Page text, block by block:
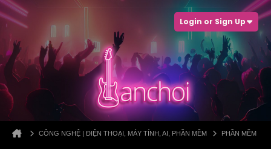
Login or Sign Up
CÔNG NGHỆ | ĐIỆN THOẠI, MÁY TÍNH, AI, PHẦN MỀM PHẦN MỀM